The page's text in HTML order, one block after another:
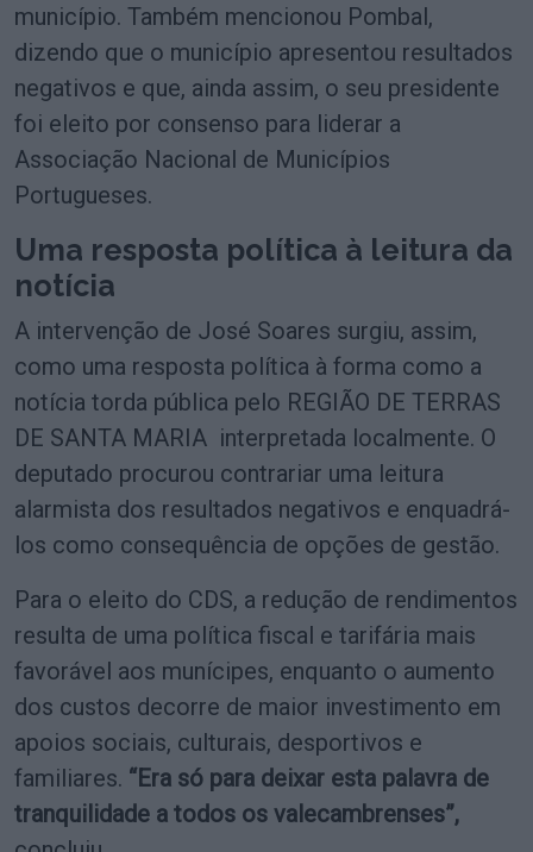
município. Também mencionou Pombal,
dizendo que o município apresentou resultados
negativos e que, ainda assim, o seu presidente
foi eleito por consenso para liderar a
Associação Nacional de Municípios
Portugueses.
Uma resposta política à leitura da
notícia
A intervenção de José Soares surgiu, assim,
como uma resposta política à forma como a
notícia torda pública pelo REGIÃO DE TERRAS
DE SANTA MARIA interpretada localmente. O
deputado procurou contrariar uma leitura
alarmista dos resultados negativos e enquadrá-
los como consequência de opções de gestão.
Para o eleito do CDS, a redução de rendimentos
resulta de uma política fiscal e tarifária mais
favorável aos munícipes, enquanto o aumento
dos custos decorre de maior investimento em
apoios sociais, culturais, desportivos e
familiares. “Era só para deixar esta palavra de
tranquilidade a todos os valecambrenses”,